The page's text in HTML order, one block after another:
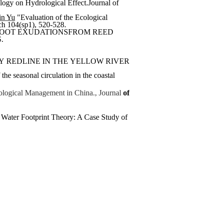
on Hydrological Effect.Journal of
Yu "Evaluation of the Ecological
104(sp1), 520-528.
EXUDATIONSFROM REED
.
IN THE YELLOW RIVER DELTA NATURE
seasonal circulation in the coastal
Management in China., Journalof
Footprint Theory: A Case Study of